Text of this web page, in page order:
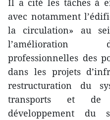
avec notamment
la circulation» au
l’amélioration
professionnelles des
dans les projets
restructuration du
transports et de
développement du